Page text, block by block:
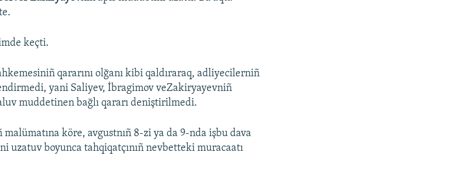
keçti.
qararını olğanı kibi qaldıraraq, adliyecilerniñ
yani Saliyev, İbragimov veZakiryayevniñ
muddetinen bağlı qararı deniştirilmedi.
malümatına köre, avgustnıñ 8-zi ya da 9-nda işbu dava
boyunca tahqiqatçınıñ nevbetteki muracaatı